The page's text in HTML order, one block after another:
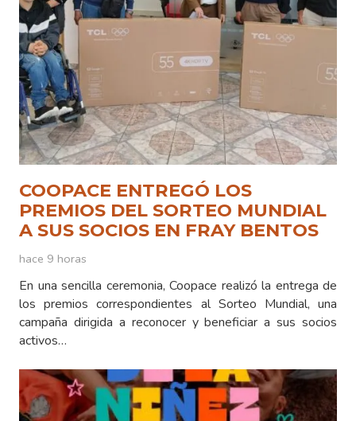
COOPACE ENTREGÓ LOS
PREMIOS DEL SORTEO MUNDIAL
A SUS SOCIOS EN FRAY BENTOS
hace 9 horas
En una sencilla ceremonia, Coopace realizó la entrega de
los premios correspondientes al Sorteo Mundial, una
campaña dirigida a reconocer y beneficiar a sus socios
activos…